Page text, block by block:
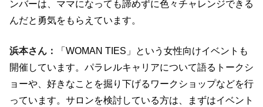
ンバーは、ママになっても諦めずに色々チャレンジできる
んだと勇気をもらえています。
浜本さん：
「WOMAN TIES」という女性向けイベントも
開催しています。パラレルキャリアについて語るトークシ
ョーや、好きなことを掘り下げるワークショップなどを行
っています。サロンを検討している方は、まずはイベント